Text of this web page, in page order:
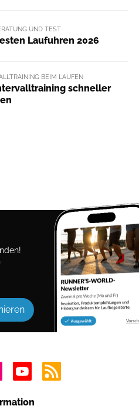
UND TEST
Laufuhren 2026
BEIM LAUFEN
schneller